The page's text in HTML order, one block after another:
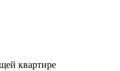
квартире